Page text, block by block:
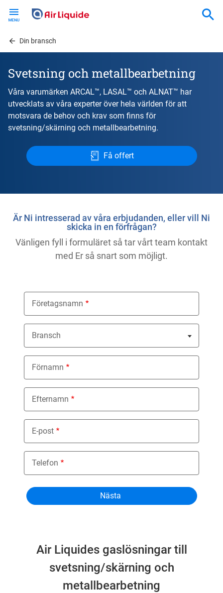
contentDin bransch
Svetsning och metallbearbetning
Våra varumärken ARCAL™, LASAL™ och ALNAT™ har
utvecklats av våra experter över hela världen för att
motsvara de behov och krav som finns för
svetsning/skärning och metallbearbetning.
Få offert
Air Liquides gaslösningar till
svetsning/skärning och
metallbearbetning
Är Ni intresserad av våra erbjudanden, eller vill Ni
skicka in en förfrågan?
Vänligen fyll i formuläret så tar vårt team kontakt
med Er så snart som möjligt.
Företagsnamn
Bransch
Nothing selected
Förnamn
Efternamn
E-post
Telefon